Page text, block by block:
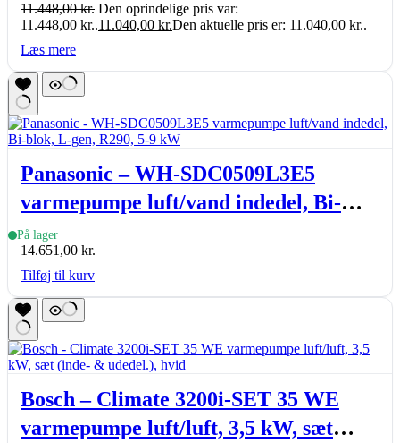
11.448,00kr. Den oprindelige pris var:
11.448,00 kr..11.040,00 kr.Den aktuelle pris er: 11.040,00 kr..
Læs mere
Panasonic – WH-SDC0509L3E5
varmepumpe luft/vand indedel, Bi-
blok, L-gen, R290, 5-9 kW
På lager
14.651,00 kr.
Tilføj til kurv
Bosch – Climate 3200i-SET 35 WE
varmepumpe luft/luft, 3,5 kW, sæt